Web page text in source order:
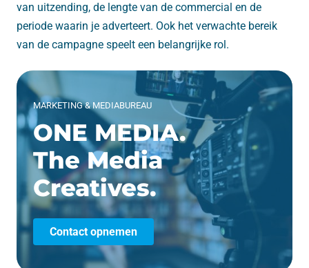
van uitzending, de lengte van de commercial en de
periode waarin je adverteert. Ook het verwachte bereik
van de campagne speelt een belangrijke rol.
MARKETING & MEDIABUREAU
ONE MEDIA.
The Media
Creatives.
Contact opnemen